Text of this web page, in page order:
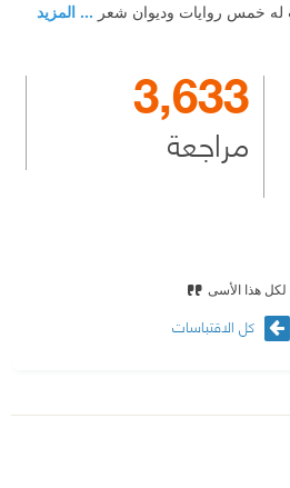
خمس روايات وديوان شعر ... المزيد
3,633
مراجعة
هذا الأسى
كل الاقتباسات